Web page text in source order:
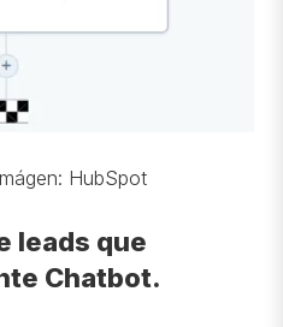
HubSpot
leads que
Chatbot.